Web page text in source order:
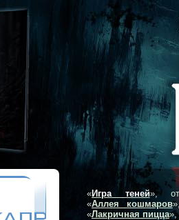
«Игра теней»,
«Аллея кошмаров
«Лакричная пицца»,